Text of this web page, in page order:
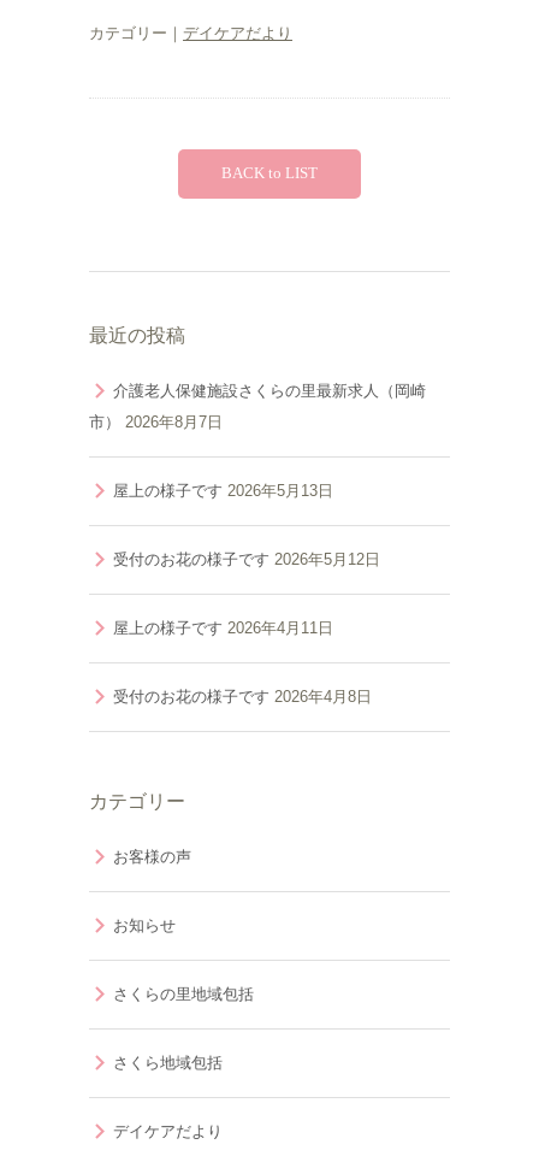
カテゴリー｜ デイケアだより
BACK to LIST
最近の投稿
介護老人保健施設さくらの里最新求人（岡崎
市）
2026年8月7日
屋上の様子です 2026年5月13日
受付のお花の様子です 2026年5月12日
屋上の様子です 2026年4月11日
受付のお花の様子です 2026年4月8日
カテゴリー
お客様の声
お知らせ
さくらの里地域包括
さくら地域包括
デイケアだより